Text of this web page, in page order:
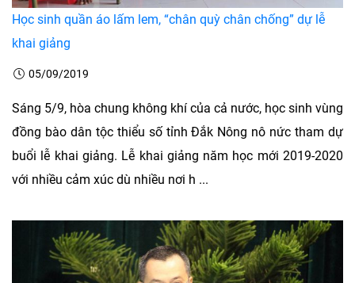
Học sinh quần áo lấm lem, “chân quỳ chân chống” dự lễ
khai giảng
05/09/2019
Sáng 5/9, hòa chung không khí của cả nước, học sinh vùng
đồng bào dân tộc thiểu số tỉnh Đắk Nông nô nức tham dự
buổi lễ khai giảng. Lễ khai giảng năm học mới 2019-2020
với nhiều cảm xúc dù nhiều nơi h ...